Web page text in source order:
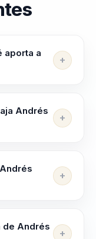
aporta a
elevar
complejos.
Andrés
Psicología
de la
líderes y
de Andrés